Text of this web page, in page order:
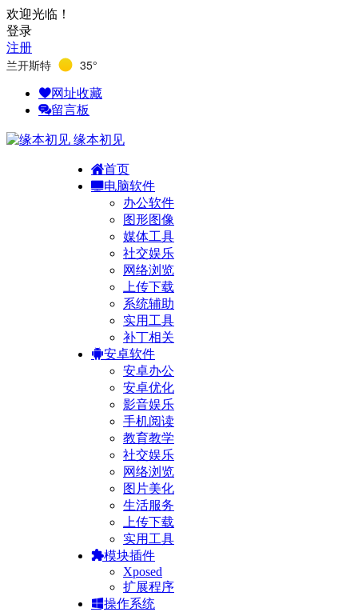
欢迎光临！
登录
注册
兰开斯特 35°
网址收藏
留言板
缘本初见
首页
电脑软件
办公软件
图形图像
媒体工具
社交娱乐
网络浏览
上传下载
系统辅助
实用工具
补丁相关
安卓软件
安卓办公
安卓优化
影音娱乐
手机阅读
教育教学
社交娱乐
网络浏览
图片美化
生活服务
上传下载
实用工具
模块插件
Xposed
扩展程序
操作系统